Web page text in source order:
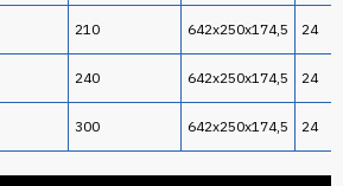
210 642х250х174,5 24
240 642х250х174,5 24
300 642х250х174,5 24